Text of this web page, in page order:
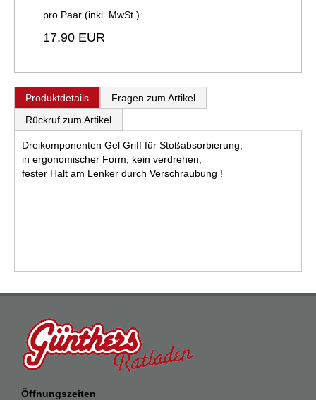
pro Paar (inkl. MwSt.)
17,90 EUR
Produktdetails
Fragen zum Artikel
Rückruf zum Artikel
Dreikomponenten Gel Griff für Stoßabsorbierung,
in ergonomischer Form, kein verdrehen,
fester Halt am Lenker durch Verschraubung !
Öffnungszeiten